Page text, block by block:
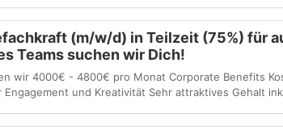
(m/w/d) in Teilzeit (75%) für
Teams suchen wir Dich!
wir 4000€ - 4800€ pro Monat Corporate Benefits
Engagement und Kreativität Sehr attraktives Gehalt